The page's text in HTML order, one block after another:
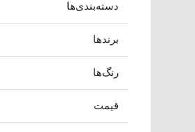
دسته‌بندی‌ها
برندها
رنگ‌ها
قیمت